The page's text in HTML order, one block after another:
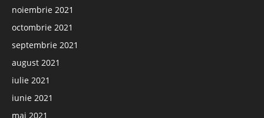
noiembrie 2021
octombrie 2021
septembrie 2021
august 2021
iulie 2021
iunie 2021
mai 2021